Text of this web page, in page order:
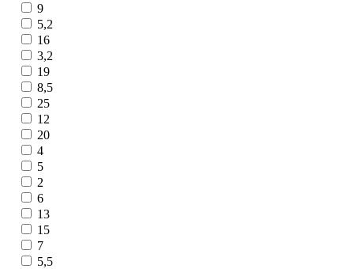
9
5,2
16
3,2
19
8,5
25
12
20
4
5
2
6
13
15
7
5,5